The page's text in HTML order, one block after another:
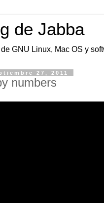
de Jabba
GNU Linux, Mac OS y
27, 2011
numbers